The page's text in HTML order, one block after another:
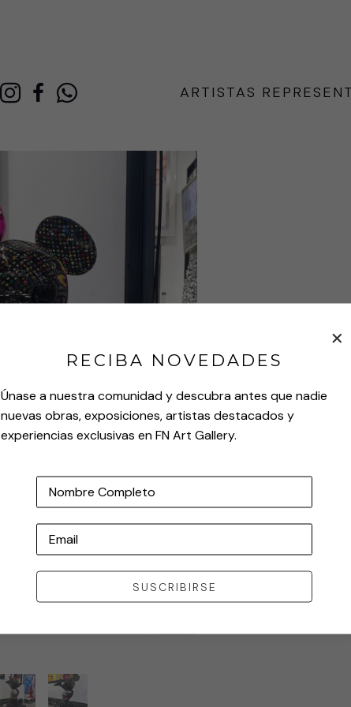
ARTISTAS
RECIBA NOVEDADES
Únase a nuestra comunidad y descubra antes que nadie
nuevas obras, exposiciones, artistas destacados y
experiencias exclusivas en FN Art Gallery.
Nombre Completo
Email
SUSCRIBIRSE